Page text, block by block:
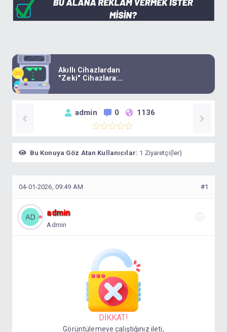
Akıllı Cihazlardan
"Zeki" Cihazlara:
Çağın Eşiğindeyiz
admin 0 1136
Bu Konuya Göz Atan Kullanıcılar: 1 Ziyaretçi(ler)
04-01-2026, 09:49 AM #1
admin
Admin
DİKKAT!
Görüntülemeye çalıştığınız ileti,